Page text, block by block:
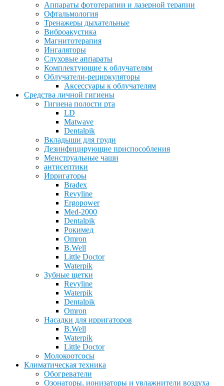
Аппараты фототерапии и лазерной терапии
Офтальмология
Тренажеры дыхательные
Виброакустика
Магнитотерапия
Ингаляторы
Слуховые аппараты
Комплектующие к облучателям
Облучатели-рециркуляторы
Аксессуары к облучателям
Средства личной гигиены
Гигиена полости рта
LD
Matwave
Dentalpik
Вкладыши для груди
Дезинфицирующие приспособления
Менструальные чаши
антисептики
Ирригаторы
Bradex
Revyline
Ergopower
Med-2000
Dentalpik
Рокимед
Omron
B.Well
Little Doctor
Waterpik
Зубные щетки
Revyline
Waterpik
Dentalpik
Omron
Насадки для ирригаторов
B.Well
Waterpik
Little Doctor
Молокоотсосы
Климатическая техника
Обогреватели
Озонаторы, ионизаторы и увлажнители воздуха